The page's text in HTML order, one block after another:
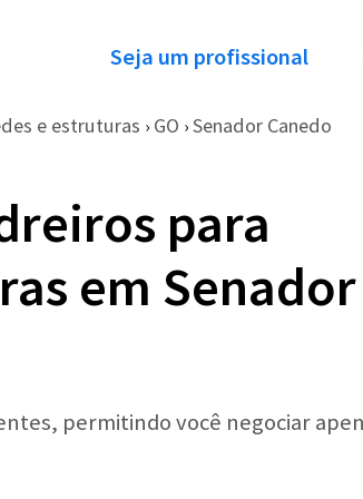
Seja um profissional
e estruturas › GO › Senador Canedo
para
em Senador
permitindo você negociar